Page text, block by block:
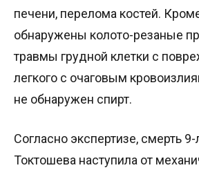
печени, перелома костей.
обнаружены колото-резаные
травмы грудной клетки с
легкого с очаговым
не обнаружен спирт.
Согласно экспертизе, смерть
Токтошева наступила от